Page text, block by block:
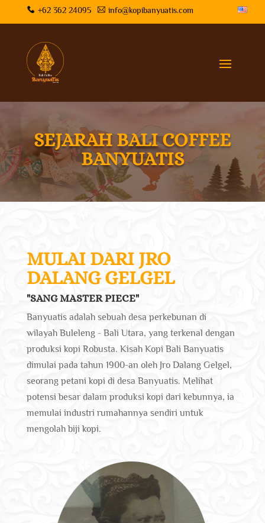
+62 362 24095 info@kopibanyuatis.com
SEJARAH BALI COFFEE
BANYUATIS
MULAI DARI JRO
DALANG GELGEL
"SANG MASTER PIECE"
Banyuatis adalah sebuah desa perkebunan di
wilayah Buleleng - Bali Utara, yang terkenal dengan
produksi kopi Robusta. Kisah Kopi Bali Banyuatis
dimulai pada tahun 1900-an oleh Jro Dalang Gelgel,
seorang petani kopi di desa Banyuatis. Melihat
potensi besar dalam produksi kopi dari kebunnya, ia
memulai industri rumahannya sendiri untuk
mengolah biji kopi.